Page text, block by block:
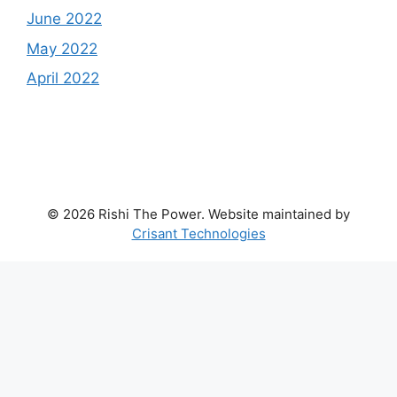
June 2022
May 2022
April 2022
© 2026 Rishi The Power. Website maintained by
Crisant Technologies